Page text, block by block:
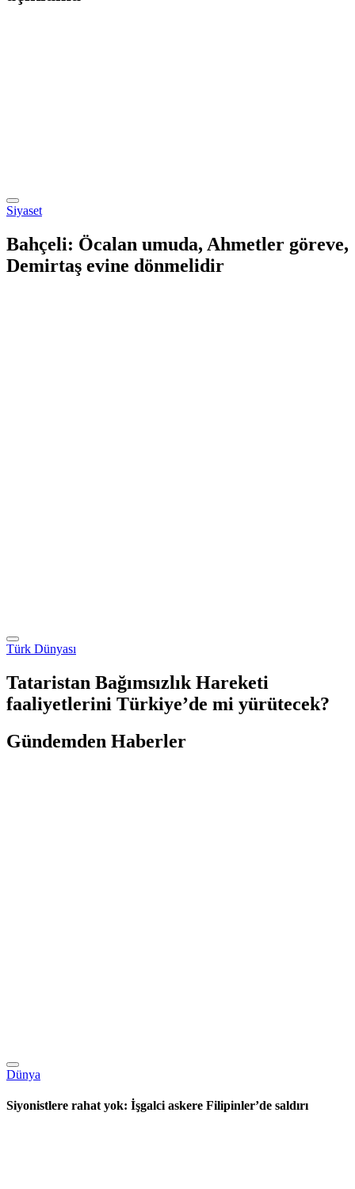
Siyaset
Bahçeli: Öcalan umuda, Ahmetler göreve,
Demirtaş evine dönmelidir
Türk Dünyası
Tataristan Bağımsızlık Hareketi
faaliyetlerini Türkiye’de mi yürütecek?
Gündemden Haberler
Dünya
Siyonistlere rahat yok: İşgalci askere Filipinler’de saldırı